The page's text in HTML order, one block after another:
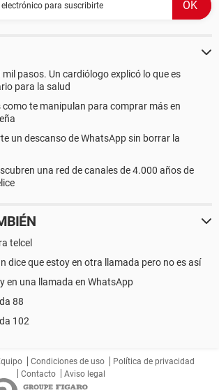
mil pasos. Un cardiólogo explicó lo que es
para la salud
como te manipulan para comprar más en
un descanso de WhatsApp sin borrar la
una red de canales de 4.000 años de
telcel
dice que estoy en otra llamada pero no es así
en una llamada en WhatsApp
88
102
Condiciones de uso
Política de privacidad
Contacto
Aviso legal